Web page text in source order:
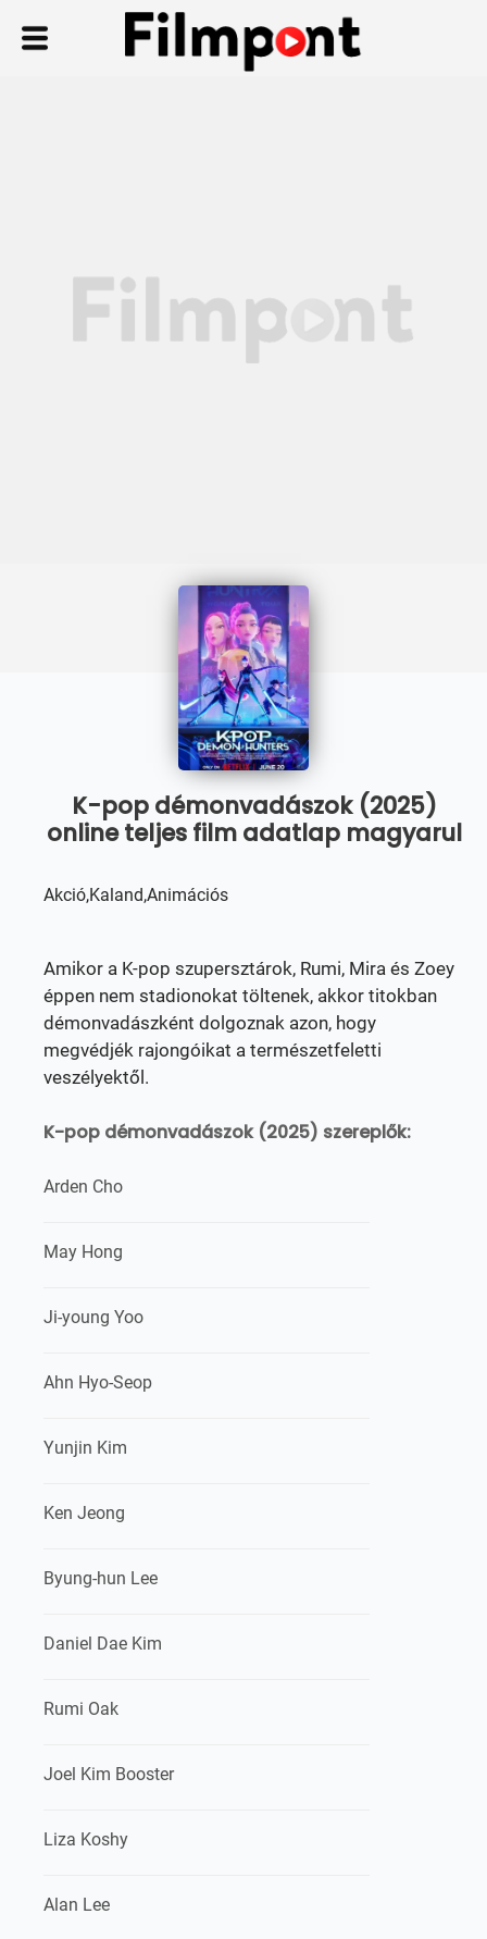
K-pop démonvadászok (2025)
online teljes film adatlap magyarul
Akció,Kaland,Animációs
Amikor a K-pop szupersztárok, Rumi, Mira és Zoey
éppen nem stadionokat töltenek, akkor titokban
démonvadászként dolgoznak azon, hogy
megvédjék rajongóikat a természetfeletti
veszélyektől.
K-pop démonvadászok (2025) szereplők:
Arden Cho
May Hong
Ji-young Yoo
Ahn Hyo-Seop
Yunjin Kim
Ken Jeong
Byung-hun Lee
Daniel Dae Kim
Rumi Oak
Joel Kim Booster
Liza Koshy
Alan Lee